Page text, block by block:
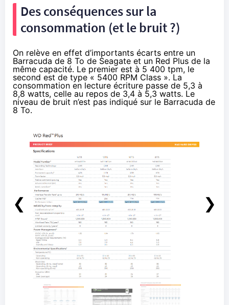
Des conséquences sur la
consommation (et le bruit ?)
On relève en effet d’importants écarts entre un
Barracuda de 8 To de Seagate et un Red Plus de la
même capacité. Le premier est à 5 400 tpm, le
second est de type « 5400 RPM Class ». La
consommation en lecture écriture passe de 5,3 à
8,8 watts, celle au repos de 3,4 à 5,3 watts. Le
niveau de bruit n’est pas indiqué sur le Barracuda de
8 To.
❮ ❯